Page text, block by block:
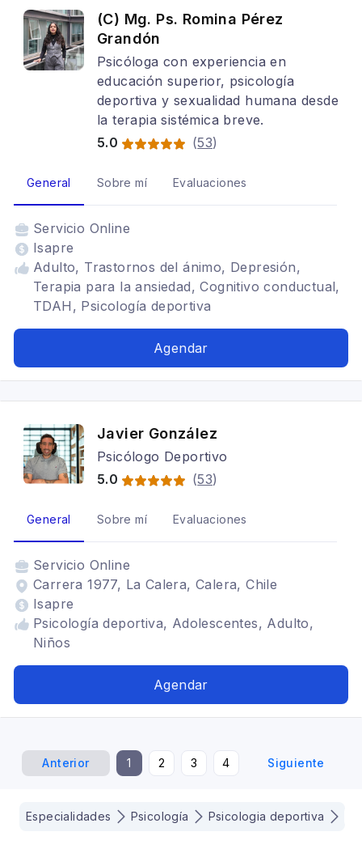
(C) Mg. Ps. Romina Pérez
Grandón
Psicóloga con experiencia en
educación superior, psicología
deportiva y sexualidad humana desde
la terapia sistémica breve.
5.0
(53)
General Sobre mí Evaluaciones
Servicio Online
Isapre
Adulto, Trastornos del ánimo, Depresión,
Terapia para la ansiedad, Cognitivo conductual,
TDAH, Psicología deportiva
Agendar
Javier González
Psicólogo Deportivo
5.0
(53)
General Sobre mí Evaluaciones
Servicio Online
Carrera 1977, La Calera, Calera, Chile
Isapre
Psicología deportiva, Adolescentes, Adulto,
Niños
Agendar
Anterior 1 2 3 4 Siguiente
Especialidades Psicología Psicologia deportiva